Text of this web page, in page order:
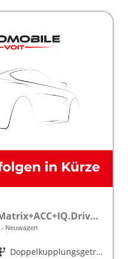
R-Line 150PS DSG AHK+Matrix+ACC+IQ.Drive+Black+Kamera+Keyless+Alu18+Sitzhz
Neuwagen
Getriebe
Doppelkupplungsgetriebe (DSG)